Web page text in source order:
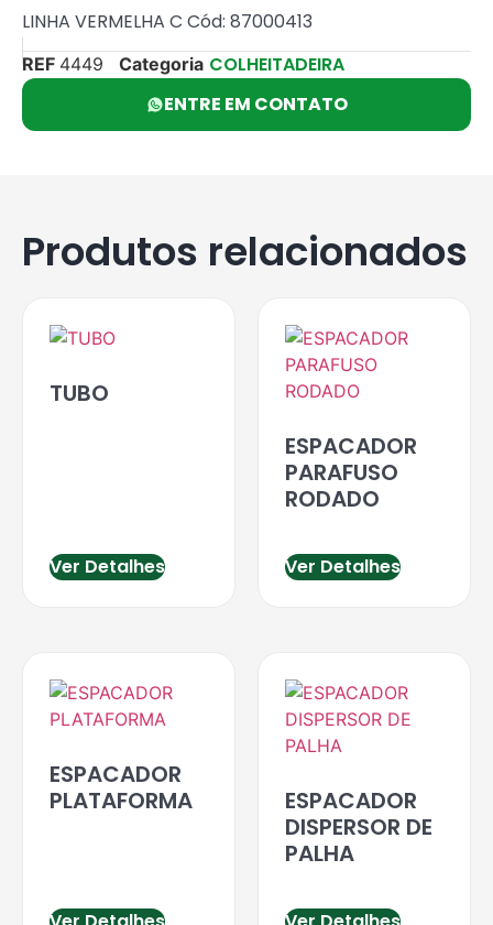
LINHA VERMELHA C Cód: 87000413
REF 4449 Categoria COLHEITADEIRA
ENTRE EM CONTATO
Produtos relacionados
TUBO
Ver Detalhes
ESPACADOR
PARAFUSO
RODADO
Ver Detalhes
ESPACADOR
PLATAFORMA
ESPACADOR
DISPERSOR DE
PALHA